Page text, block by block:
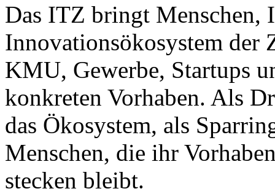
Das ITZ bringt Menschen,
Innovationsökosystem der
KMU, Gewerbe, Startups
konkreten Vorhaben. Als
das Ökosystem, als
Menschen, die ihr
stecken bleibt.